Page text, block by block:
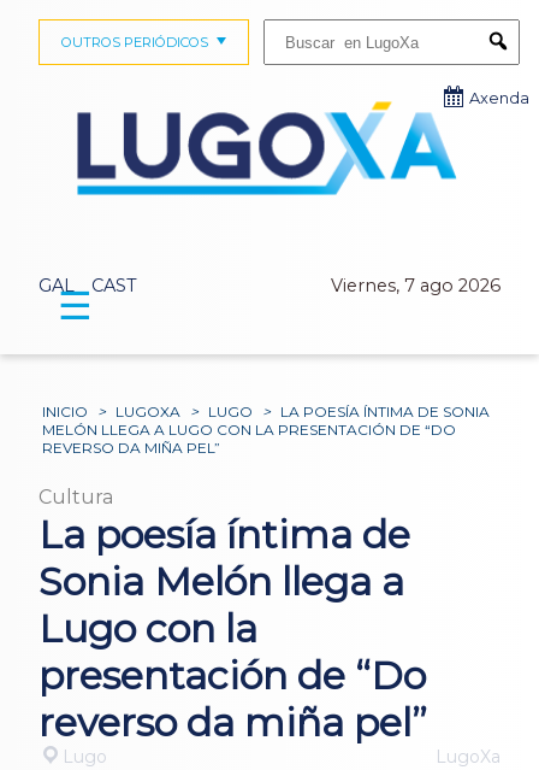
GAL CAST Viernes, 7 ago 2026
OUTROS PERIÓDICOS
Axenda
☰
INICIO > LUGOXA > LUGO > LA POESÍA ÍNTIMA DE SONIA
MELÓN LLEGA A LUGO CON LA PRESENTACIÓN DE “DO
REVERSO DA MIÑA PEL”
Cultura
La poesía íntima de
Sonia Melón llega a
Lugo con la
presentación de “Do
reverso da miña pel”
Lugo LugoXa